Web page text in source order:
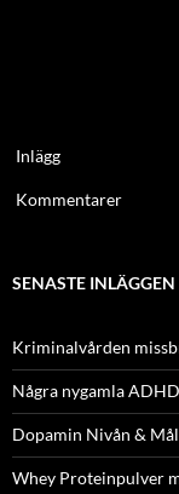
Inlägg
Kommentarer
SENASTE INLÄGGEN
Kriminalvården
Några nygamla
Dopamin Nivån &
Whey Proteinpulver